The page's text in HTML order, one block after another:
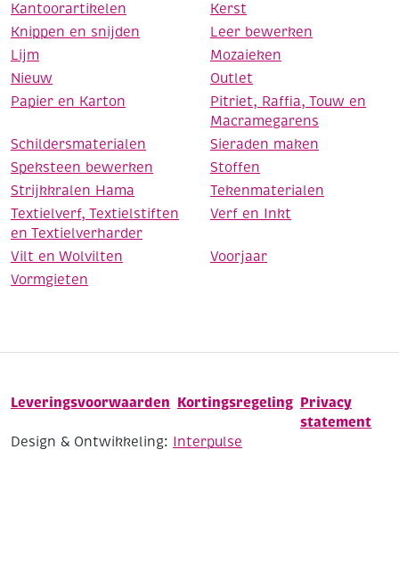
Kantoorartikelen
Kerst
Knippen en snijden
Leer bewerken
Lijm
Mozaieken
Nieuw
Outlet
Papier en Karton
Pitriet, Raffia, Touw en
Macramegarens
Schildersmaterialen
Sieraden maken
Speksteen bewerken
Stoffen
Strijkkralen Hama
Tekenmaterialen
Textielverf, Textielstiften
en Textielverharder
Verf en Inkt
Vilt en Wolvilten
Voorjaar
Vormgieten
Leveringsvoorwaarden Kortingsregeling Privacy
statement
Design & Ontwikkeling: Interpulse